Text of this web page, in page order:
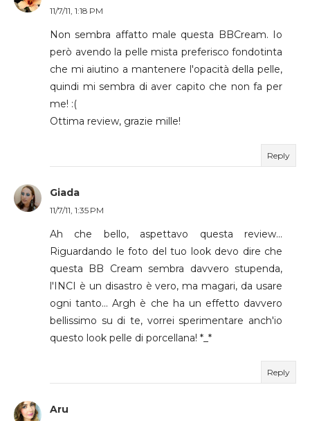
11/7/11, 1:18 PM
Non sembra affatto male questa BBCream. Io
però avendo la pelle mista preferisco fondotinta
che mi aiutino a mantenere l'opacità della pelle,
quindi mi sembra di aver capito che non fa per
me! :(
Ottima review, grazie mille!
Reply
Giada
11/7/11, 1:35 PM
Ah che bello, aspettavo questa review...
Riguardando le foto del tuo look devo dire che
questa BB Cream sembra davvero stupenda,
l'INCI è un disastro è vero, ma magari, da usare
ogni tanto... Argh è che ha un effetto davvero
bellissimo su di te, vorrei sperimentare anch'io
questo look pelle di porcellana! *_*
Reply
Aru